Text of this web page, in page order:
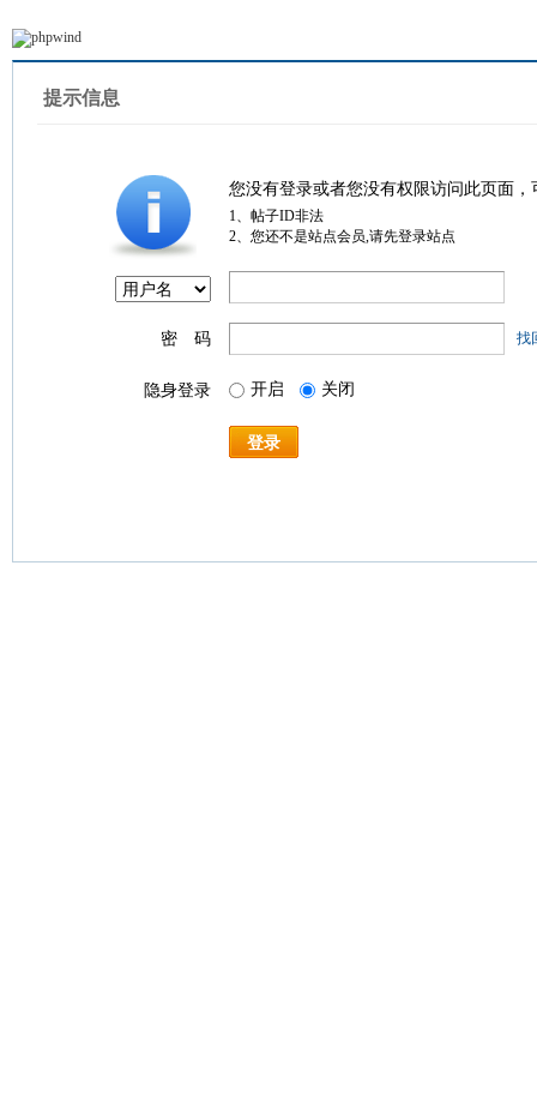
提示信息
您没有登录或者您没有权限访问此页面
1、帖子ID非法
2、您还不是站点会员,请先登录站点
密 码 找
隐身登录 开启 关闭
登录